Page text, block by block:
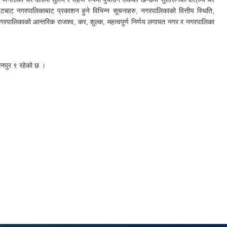
नगरपालिकाबाट प्रकाशन हुने विभिन्न सूचनाहरु, नगरपालिकाको वित्तीय स्थिति,
आन्तरिक राजश्व, कर, शुल्क, महत्वपूर्ण निर्णय लगायत नगर र नगरपालिका
९ रहेको छ ।